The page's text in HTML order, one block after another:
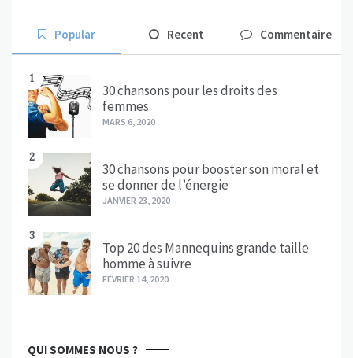
Popular Recent Commentaire
1
30 chansons pour les droits des
femmes
MARS 6, 2020
2
30 chansons pour booster son moral et
se donner de l’énergie
JANVIER 23, 2020
3
Top 20 des Mannequins grande taille
homme à suivre
FÉVRIER 14, 2020
QUI SOMMES NOUS ?